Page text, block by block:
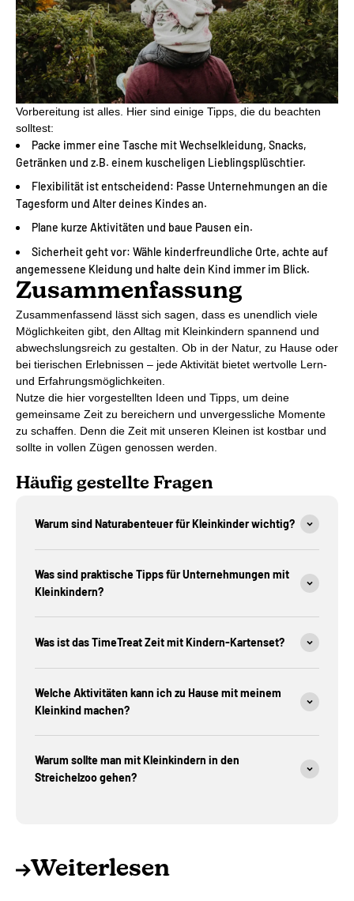
Vorbereitung ist alles. Hier sind einige Tipps, die du beachten
solltest:
Packe immer eine Tasche mit Wechselkleidung, Snacks,
Getränken und z.B. einem kuscheligen Lieblingsplüschtier.
Flexibilität ist entscheidend: Passe Unternehmungen an die
Tagesform und Alter deines Kindes an.
Plane kurze Aktivitäten und baue Pausen ein.
Sicherheit geht vor: Wähle kinderfreundliche Orte, achte auf
angemessene Kleidung und halte dein Kind immer im Blick.
Zusammenfassung
Zusammenfassend lässt sich sagen, dass es unendlich viele
Möglichkeiten gibt, den Alltag mit Kleinkindern spannend und
abwechslungsreich zu gestalten. Ob in der Natur, zu Hause oder
bei tierischen Erlebnissen – jede Aktivität bietet wertvolle Lern-
und Erfahrungsmöglichkeiten.
Nutze die hier vorgestellten Ideen und Tipps, um deine
gemeinsame Zeit zu bereichern und unvergessliche Momente
zu schaffen. Denn die Zeit mit unseren Kleinen ist kostbar und
sollte in vollen Zügen genossen werden.
Häufig gestellte Fragen
Warum sind Naturabenteuer für Kleinkinder wichtig?
Was sind praktische Tipps für Unternehmungen mit
Kleinkindern?
Was ist das TimeTreat Zeit mit Kindern-Kartenset?
Welche Aktivitäten kann ich zu Hause mit meinem
Kleinkind machen?
Warum sollte man mit Kleinkindern in den
Streichelzoo gehen?
Weiterlesen